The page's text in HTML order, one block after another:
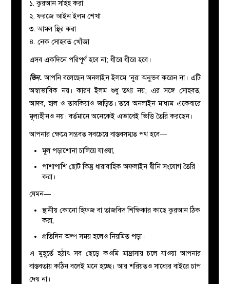
১. কুরআন সহিহ করা
২. ফরজে আইন ইলম শেখা
৩. আমল স্থির করা
৪. নেক সোহবত খোঁজা
এসব একদিনে পরিপূর্ণ হবে না; ধীরে ধীরে হবে।
তিন.আপনি বলেছেন অনলাইন ইলমে ‘নূর’ অনুভব করেন না। এটি
অস্বাভাবিক নয়। কারণ ইলম শুধু তথ্য নয়; এর সঙ্গে সোহবত,
আদব, হাল ও তাযকিয়াও জড়িত। তবে অনলাইন মাধ্যম একেবারে
মূল্যহীনও নয়। বর্তমানে অনেকেই এভাবেই ভিত্তি তৈরি করছেন।
আপনার ক্ষেত্রে সম্ভবত সবচেয়ে বাস্তবসম্মত পথ হবে—
মূল পড়াশোনা চালিয়ে যাওয়া,
পাশাপাশি ছোট কিন্তু ধারাবাহিক অফলাইন দ্বীনি সংযোগ তৈরি
করা।
যেমন—
স্থানীয় কোনো হিফজ বা তাজবিদ শিক্ষিকার কাছে কুরআন ঠিক
করা,
প্রতিদিন অল্প সময় হলেও নিয়মিত পড়া।
এ মুহূর্তে হঠাৎ সব ছেড়ে কওমি মাদ্রাসায় চলে যাওয়া আপনার
বাস্তবতায় কঠিন বলেই মনে হচ্ছে। আর শরিয়তও সাধ্যের বাইরে চাপ
দেয় না।